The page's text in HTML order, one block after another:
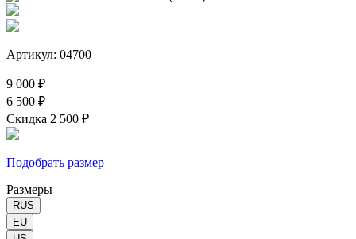
Артикул: 04700
9 000 ₽
6 500 ₽
Скидка 2 500 ₽
Подобрать размер
Размеры
RUS
EU